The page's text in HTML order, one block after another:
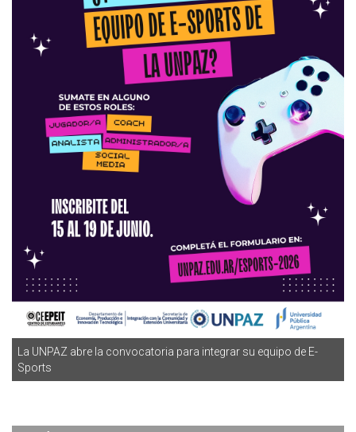
La UNPAZ abre la convocatoria para integrar su equipo de E-
Sports